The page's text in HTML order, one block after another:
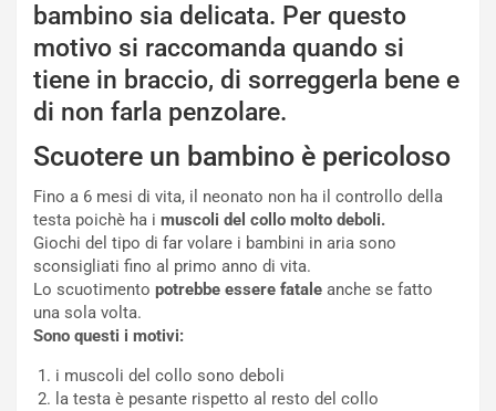
bambino sia delicata. Per questo
motivo si raccomanda quando si
tiene in braccio, di sorreggerla bene e
di non farla penzolare.
Scuotere un bambino è pericoloso
Fino a 6 mesi di vita, il neonato non ha il controllo della
testa poichè ha i muscoli del collo molto deboli.
Giochi del tipo di far volare i bambini in aria sono
sconsigliati fino al primo anno di vita.
Lo scuotimento potrebbe essere fatale anche se fatto
una sola volta.
Sono questi i motivi:
i muscoli del collo sono deboli
la testa è pesante rispetto al resto del collo